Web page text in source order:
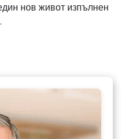
нов живот изпълнен